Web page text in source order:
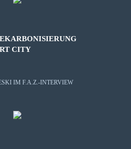
CITY
IM F.A.Z.-INTERVIEW